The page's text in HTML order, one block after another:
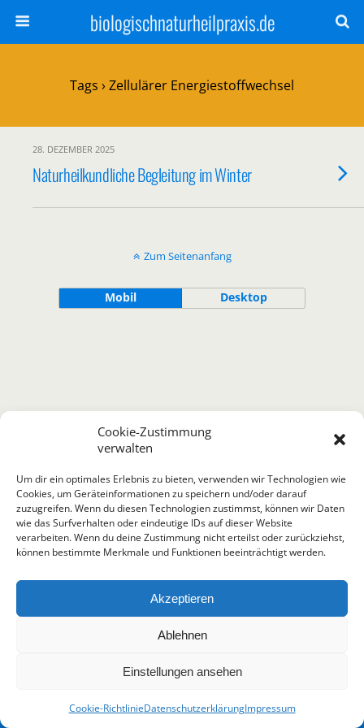
Cookie-Zustimmung
verwalten
Um dir ein optimales Erlebnis zu bieten, verwenden wir Technologien wie
Cookies, um Geräteinformationen zu speichern und/oder darauf
zuzugreifen. Wenn du diesen Technologien zustimmst, können wir Daten
wie das Surfverhalten oder eindeutige IDs auf dieser Website
verarbeiten. Wenn du deine Zustimmung nicht erteilst oder zurückziehst,
können bestimmte Merkmale und Funktionen beeinträchtigt werden.
Akzeptieren
Ablehnen
Einstellungen ansehen
Cookie-RichtlinieDatenschutzerklärungImpressum
biologischnaturheilpraxis.de
Tags › Zellulärer Energiestoffwechsel
28. DEZEMBER 2025
Naturheilkundliche Begleitung im Winter
Zum Seitenanfang
Mobil Desktop
Termin vereinbaren